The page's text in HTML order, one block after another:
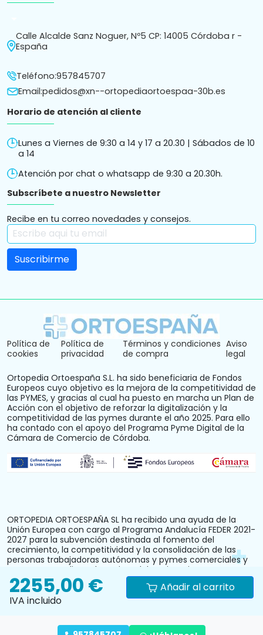
Calle Alcalde Sanz Noguer, Nº5 CP: 14005 Córdoba r -
España
Teléfono:957845707
Email:pedidos@xn--ortopediaortoespaa-30b.es
Horario de atención al cliente
Lunes a Viernes de 9:30 a 14 y 17 a 20.30 | Sábados de 10
a 14
Atención por chat o whatsapp de 9:30 a 20.30h.
Subscríbete a nuestro Newsletter
Recibe en tu correo novedades y consejos.
Política de
cookies
Política de
privacidad
Términos y condiciones
de compra
Aviso
legal
Ortopedia Ortoespaña S.L. ha sido beneficiaria de Fondos
Europeos cuyo objetivo es la mejora de la competitividad de
las PYMES, y gracias al cual ha puesto en marcha un Plan de
Acción con el objetivo de reforzar la digitalización y la
competitividad de las pymes durante el año 2025. Para ello
ha contado con el apoyo del Programa Pyme Digital de la
Cámara de Comercio de Córdoba.
ORTOPEDIA ORTOESPAÑA SL ha recibido una ayuda de la
Unión Europea con cargo al Programa Andalucía FEDER 2021-
2027 para la subvención destinada al fomento del
crecimiento, la competitividad y la consolidación de las
personas trabajadoras autónomas y pymes comerciales y
artesanas, mediante la mejora del equipamiento
productivo, instalaciones u otros activos fijos (reforma y
acondicionamiento del local comercial). N.º Expediente:
PYM242024CO000000028.
2255,00 €
IVA incluido
Añadir al carrito